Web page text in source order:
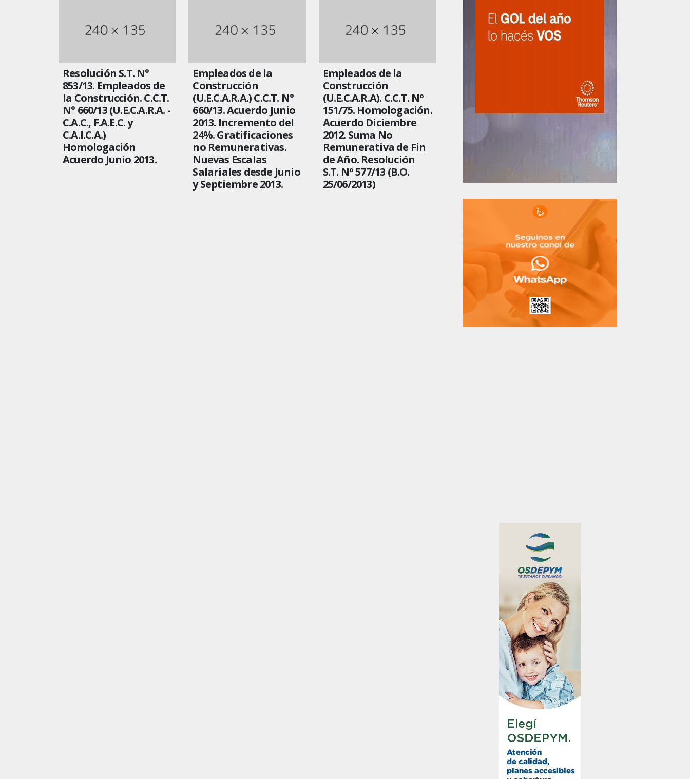
Resolución S.T. N°
853/13. Empleados de
la Construcción. C.C.T.
N° 660/13 (U.E.C.A.R.A. -
C.A.C., F.A.E.C. y
C.A.I.C.A.)
Homologación
Acuerdo Junio 2013.
Empleados de la
Construcción
(U.E.C.A.R.A.) C.C.T. N°
660/13. Acuerdo Junio
2013. Incremento del
24%. Gratificaciones
no Remunerativas.
Nuevas Escalas
Salariales desde Junio
y Septiembre 2013.
Empleados de la
Construcción
(U.E.C.A.R.A). C.C.T. Nº
151/75. Homologación.
Acuerdo Diciembre
2012. Suma No
Remunerativa de Fin
de Año. Resolución
S.T. Nº 577/13 (B.O.
25/06/2013)